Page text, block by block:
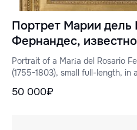
Портрет Марии дель
Фернандес,
(1755-1803),
розовом платье
Portrait of a María del Rosario
(1755-1803), small full-length, in
50 000₽